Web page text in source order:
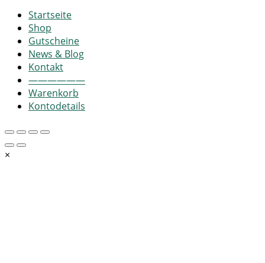
Startseite
Shop
Gutscheine
News & Blog
Kontakt
——————
Warenkorb
Kontodetails
×